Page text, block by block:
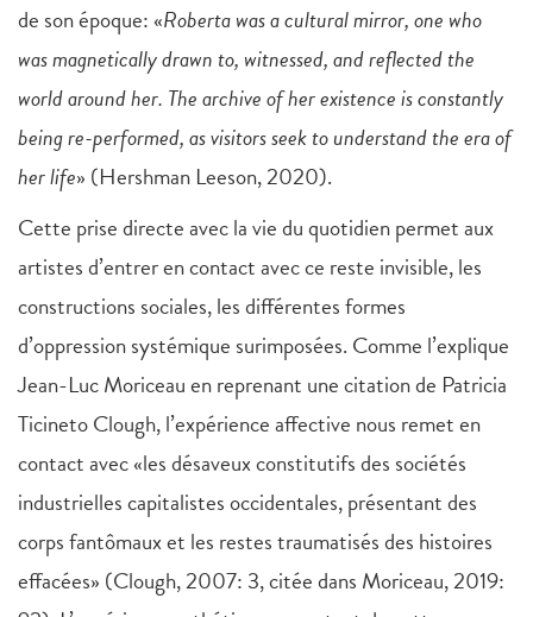
de son époque: «Roberta was a cultural mirror, one who
was magnetically drawn to, witnessed, and reflected the
world around her. The archive of her existence is constantly
being re-performed, as visitors seek to understand the era of
her life» (Hershman Leeson, 2020).
Cette prise directe avec la vie du quotidien permet aux
artistes d’entrer en contact avec ce reste invisible, les
constructions sociales, les différentes formes
d’oppression systémique surimposées. Comme l’explique
Jean-Luc Moriceau en reprenant une citation de Patricia
Ticineto Clough, l’expérience affective nous remet en
contact avec «les désaveux constitutifs des sociétés
industrielles capitalistes occidentales, présentant des
corps fantômaux et les restes traumatisés des histoires
effacées» (Clough, 2007: 3, citée dans Moriceau, 2019: